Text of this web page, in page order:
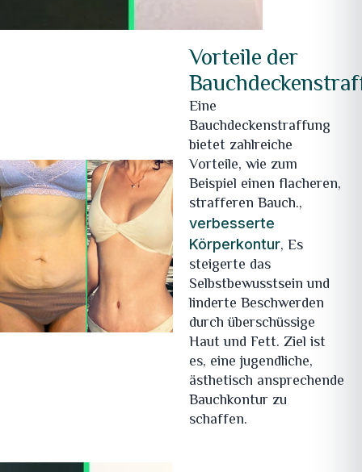
Vorteile der
Eine
Bauchdeckenstraffung
bietet zahlreiche
Vorteile, wie zum
Beispiel einen flacheren,
strafferen Bauch.,
verbesserte
Körperkontur, Es
steigerte das
Selbstbewusstsein und
linderte Beschwerden
durch überschüssige
Haut und Fett. Ziel ist
es, eine jugendliche,
ästhetisch ansprechende
Bauchkontur zu
schaffen.